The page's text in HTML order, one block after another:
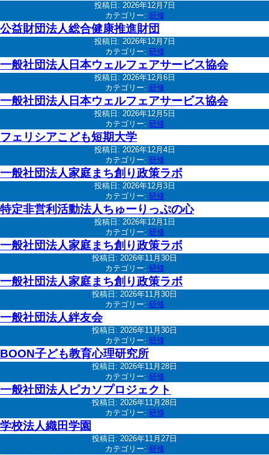
投稿日: 2026年12月7日
カテゴリー: 研修
公益財団法人総合健康推進財団
投稿日: 2026年12月7日
カテゴリー: 研修
一般社団法人日本ウェルフェアサービス協会
投稿日: 2026年12月6日
カテゴリー: 研修
一般社団法人日本ウェルフェアサービス協会
投稿日: 2026年12月5日
カテゴリー: 研修
フェリシアこども短期大学
投稿日: 2026年12月4日
カテゴリー: 研修
一般社団法人家庭まち創り政策ラボ
投稿日: 2026年12月3日
カテゴリー: 研修
特定非営利活動法人ちゅーりっぷの心
投稿日: 2026年12月1日
カテゴリー: 研修
一般社団法人家庭まち創り政策ラボ
投稿日: 2026年11月30日
カテゴリー: 研修
一般社団法人家庭まち創り政策ラボ
投稿日: 2026年11月30日
カテゴリー: 研修
一般社団法人絆友会
投稿日: 2026年11月30日
カテゴリー: 研修
BOON子ども教育心理研究所
投稿日: 2026年11月28日
カテゴリー: 研修
一般社団法人ピカソプロジェクト
投稿日: 2026年11月28日
カテゴリー: 研修
学校法人織田学園
投稿日: 2026年11月27日
カテゴリー: 研修